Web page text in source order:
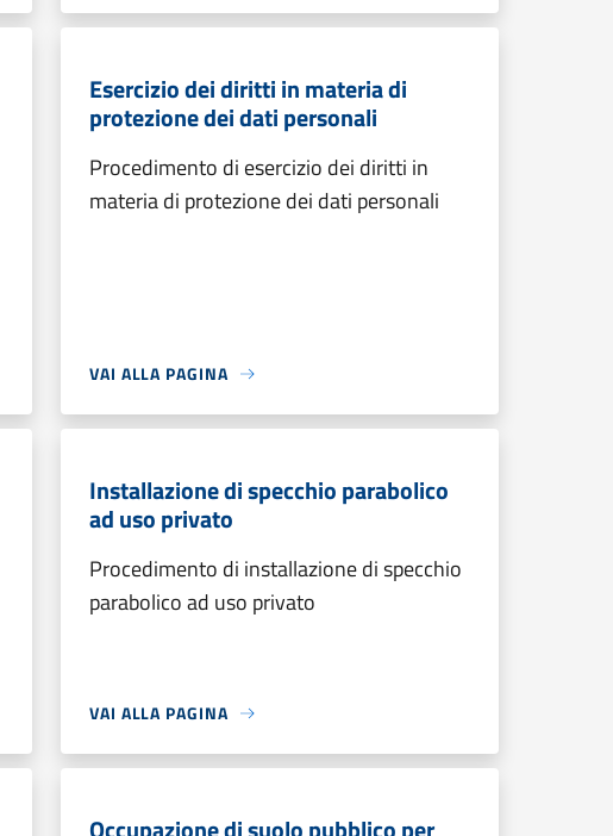
Esercizio dei diritti in materia di
protezione dei dati personali
Procedimento di esercizio dei diritti in
materia di protezione dei dati personali
VAI ALLA PAGINA
Installazione di specchio parabolico
ad uso privato
Procedimento di installazione di specchio
parabolico ad uso privato
VAI ALLA PAGINA